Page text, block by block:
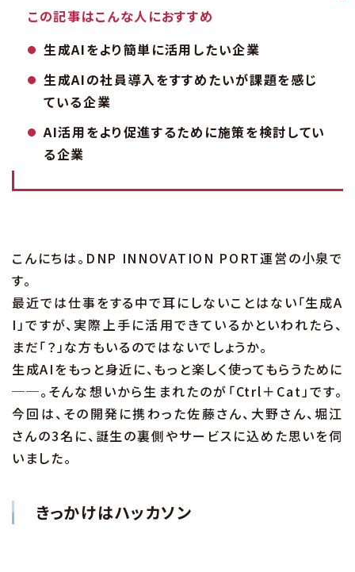
この記事はこんな人におすすめ
生成AIをより簡単に活用したい企業
生成AIの社員導入をすすめたいが課題を感じ
ている企業
AI活用をより促進するために施策を検討してい
る企業
こんにちは。DNP INNOVATION PORT運営の小泉で
す。
最近では仕事をする中で耳にしないことはない「生成A
I」ですが、実際上手に活用できているかといわれたら、
まだ「？」な方もいるのではないでしょうか。
生成AIをもっと身近に、もっと楽しく使ってもらうために
──。そんな想いから生まれたのが「Ctrl＋Cat」です。
今回は、その開発に携わった佐藤さん、大野さん、堀江
さんの3名に、誕生の裏側やサービスに込めた思いを伺
いました。
きっかけはハッカソン